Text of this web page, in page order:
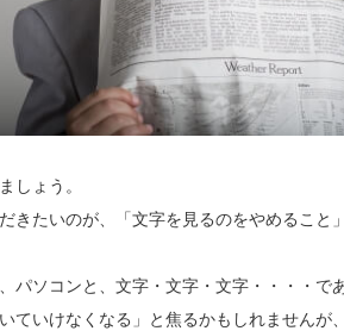
しょう。
きたいのが、「文字を見るのをやめること」
パソコンと、文字・文字・文字・・・・で
ていけなくなる」と焦るかもしれませんが